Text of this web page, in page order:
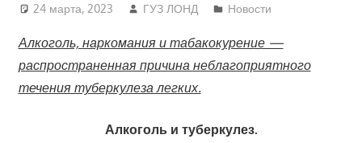
24 марта, 2023 ГУЗ ЛОНД Новости
Алкоголь, наркомания и табакокурение —
распространенная причина неблагоприятного
течения туберкулеза легких.
Алкоголь и туберкулез.